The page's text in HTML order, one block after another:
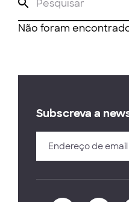
Não foram
Subscreva a